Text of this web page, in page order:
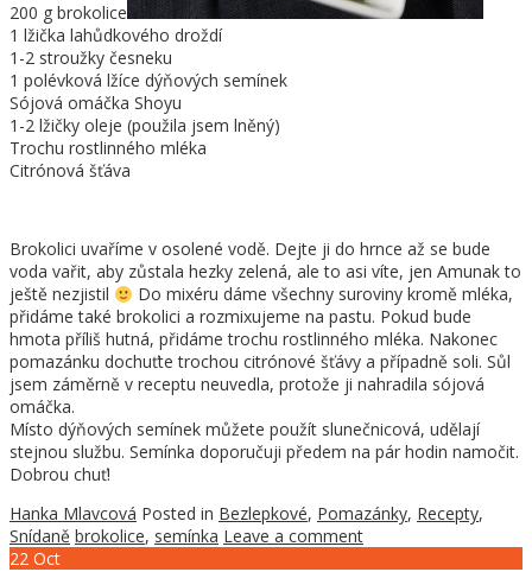
200 g brokolice
1 lžička lahůdkového droždí
1-2 stroužky česneku
1 polévková lžíce dýňových semínek
Sójová omáčka Shoyu
1-2 lžičky oleje (použila jsem lněný)
Trochu rostlinného mléka
Citrónová šťáva
Brokolici uvaříme v osolené vodě. Dejte ji do hrnce až se bude
voda vařit, aby zůstala hezky zelená, ale to asi víte, jen Amunak to
ještě nezjistil
Do mixéru dáme všechny suroviny kromě mléka,
přidáme také brokolici a rozmixujeme na pastu. Pokud bude
hmota příliš hutná, přidáme trochu rostlinného mléka. Nakonec
pomazánku dochuťte trochou citrónové šťávy a případně soli. Sůl
jsem záměrně v receptu neuvedla, protože ji nahradila sójová
omáčka.
Místo dýňových semínek můžete použít slunečnicová, udělají
stejnou službu. Semínka doporučuji předem na pár hodin namočit.
Dobrou chuť!
Hanka Mlavcová Posted in Bezlepkové, Pomazánky, Recepty,
Snídaně brokolice, semínka Leave a comment
22 Oct